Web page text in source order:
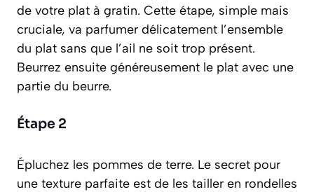
de votre plat à gratin. Cette étape, simple mais
cruciale, va parfumer délicatement l’ensemble
du plat sans que l’ail ne soit trop présent.
Beurrez ensuite généreusement le plat avec une
partie du beurre.
Étape 2
Épluchez les pommes de terre. Le secret pour
une texture parfaite est de les tailler en rondelles